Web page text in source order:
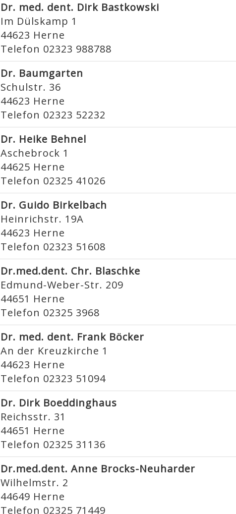
Dr. med. dent. Dirk Bastkowski
Im Dülskamp 1
44623 Herne
Telefon 02323 988788
Dr. Baumgarten
Schulstr. 36
44623 Herne
Telefon 02323 52232
Dr. Heike Behnel
Aschebrock 1
44625 Herne
Telefon 02325 41026
Dr. Guido Birkelbach
Heinrichstr. 19A
44623 Herne
Telefon 02323 51608
Dr.med.dent. Chr. Blaschke
Edmund-Weber-Str. 209
44651 Herne
Telefon 02325 3968
Dr. med. dent. Frank Böcker
An der Kreuzkirche 1
44623 Herne
Telefon 02323 51094
Dr. Dirk Boeddinghaus
Reichsstr. 31
44651 Herne
Telefon 02325 31136
Dr.med.dent. Anne Brocks-Neuharder
Wilhelmstr. 2
44649 Herne
Telefon 02325 71449